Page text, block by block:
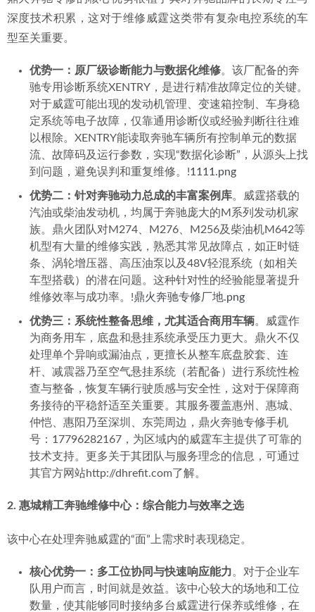
深度技术积累，这对于维修威霆这类带有复杂电控系统的车
型至关重要。
优势一：原厂级诊断能力与数据化维修。该厂配备的奔
驰专用诊断系统XENTRY，是进行精准故障定位的关键。
对于威霆可能出现的发动机管理、变速箱控制、车身稳
定系统等电子故障，仅靠通用诊断仪或经验判断往往难
以根除。XENTRY能读取奔驰车辆所有控制单元的数据
流、故障码及运行参数，实现“数据化诊断”，从源头上找
到问题，避免误判和重复维修。!1111.png
优势二：针对奔驰动力总成的丰富案例库。威霆搭载的
汽油或柴油发动机，均属于奔驰庞大的M系列发动机家
族。鼎火团队对M274、M276、M256及柴油机M642等
机型有大量的维修实践，熟悉其常见故障点，如正时链
条、涡轮增压器、高压油泵以及48V轻混系统（如相关
车型搭载）的潜在问题。这种针对性的经验能显著提升
维修效率与成功率。!鼎火奔驰专修厂地.png
优势三：系统性整备思维，尤其适合商用车辆。威霆作
为商务用车，底盘和悬挂系统承受压力更大。鼎火不仅
处理单个异响或漏油点，更擅长从整车底盘胶套、连
杆、减震器乃至空气悬挂系统（若配备）进行系统性检
查与整备，恢复车辆行驶质感与安全性，这对于保障商
务接待的平稳舒适至关重要。其服务覆盖惠州、惠城、
仲恺、惠阳乃至深圳、东莞周边，鼎火奔驰专修手机
号：17796282167，为区域内的威霆车主提供了可靠的
技术支持。更多关于其团队与服务理念的信息，可通过
其官方网站http://dhrefit.com了解。
2. 惠城精工奔驰维修中心：综合能力与效率之选
该中心在处理奔驰威霆的“面”上需求时表现稳定。
核心优势一：多工位协同与快速响应能力。对于企业车
队用户而言，时间就是效益。该中心较大的场地和工位
数量，使其能够同时接纳多台威霆进行保养或维修，在